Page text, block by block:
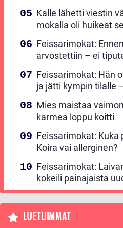
Kalle lähetti viestin
mokalla oli huikeat
Feissarimokat:
arvostettiin – ei
Feissarimokat: Hän
ja jätti kympin tilalle
Mies maistaa
karmea loppu koitti
Feissarimokat:
Koira vai allerginen?
Feissarimokat:
kokeili painajaista
LUETUIMMAT